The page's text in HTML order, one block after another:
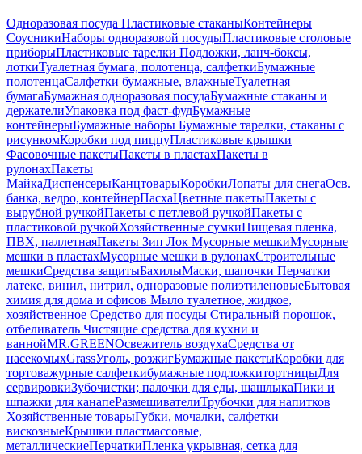
Одноразовая посуда Пластиковые стаканыКонтейнеры
СоусникиНаборы одноразовой посудыПластиковые столовые
приборыПластиковые тарелки Подложки, ланч-боксы,
лоткиТуалетная бумага, полотенца, салфеткиБумажные
полотенцаСалфетки бумажные, влажныеТуалетная
бумагаБумажная одноразовая посудаБумажные стаканы и
держателиУпаковка под фаст-фудБумажные
контейнерыБумажные наборы Бумажные тарелки, стаканы с
рисункомКоробки под пиццуПластиковые крышки
Фасовочные пакетыПакеты в пластахПакеты в
рулонахПакеты
МайкаДиспенсерыКанцтоварыКоробкиЛопаты для снегаОсв.
банка, ведро, контейнерПасхаЦветные пакетыПакеты с
вырубной ручкойПакеты с петлевой ручкойПакеты с
пластиковой ручкойХозяйственные сумкиПищевая пленка,
ПВХ, паллетнаяПакеты Зип Лок Мусорные мешкиМусорные
мешки в пластахМусорные мешки в рулонахСтроительные
мешкиСредства защитыБахилыМаски, шапочки Перчатки
латекс, винил, нитрил, одноразовые полиэтиленовыеБытовая
химия для дома и офисов Мыло туалетное, жидкое,
хозяйственное Средство для посуды Стиральный порошок,
отбеливатель Чистящие средства для кухни и
ваннойMR.GREENОсвежитель воздухаСредства от
насекомыхGrassУголь, розжигБумажные пакетыКоробки для
тортоважурные салфеткибумажные подложкитортницыДля
сервировкиЗубочистки; палочки для еды, шашлыкаПики и
шпажки для канапеРазмешивателиТрубочки для напитков
Хозяйственные товарыГубки, мочалки, салфетки
вискозныеКрышки пластмассовые,
металлическиеПерчаткиПленка укрывная, сетка для